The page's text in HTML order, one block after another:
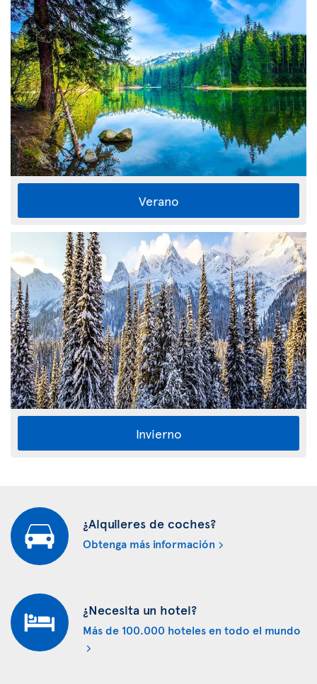
Verano
Invierno
¿Alquileres de coches?
Obtenga más información
¿Necesita un hotel?
Más de 100.000 hoteles en todo el mundo